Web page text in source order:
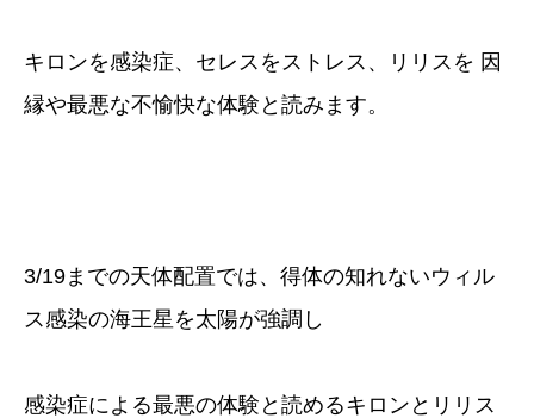
キロンを感染症、セレスをストレス、リリスを 因
縁や最悪な不愉快な体験と読みます。
3/19までの天体配置では、得体の知れないウィル
ス感染の海王星を太陽が強調し
感染症による最悪の体験と読めるキロンとリリス